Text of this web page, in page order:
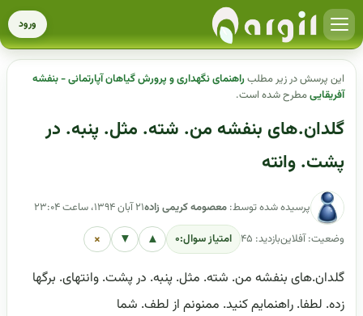
ورود
این پرسش در زیر مطلبراهنمای نگهداری و پرورش گیاهان آپارتمانی - بنفشه
آفریقاییمطرح شده است.
گلدان.های بنفشه من. شته. مثل. پنبه. در
پشت. وانته
پرسیده شده توسط: معصومه کریمی زاده۲۱ آبان ۱۳۹۴، ساعت ۲۳:۰۴
وضعیت: آفلاینبازدید: ۴۵ امتیاز سوال:۰ ▲
▼
×
گلدان.های بنفشه من. شته. مثل. پنبه. در پشت. وانتهای. برگها
زده. لطفا. راهنمایم کنید. ممنونم از لطف. شما